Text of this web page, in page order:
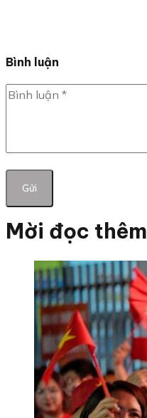
Bình luận
Mời đọc thêm